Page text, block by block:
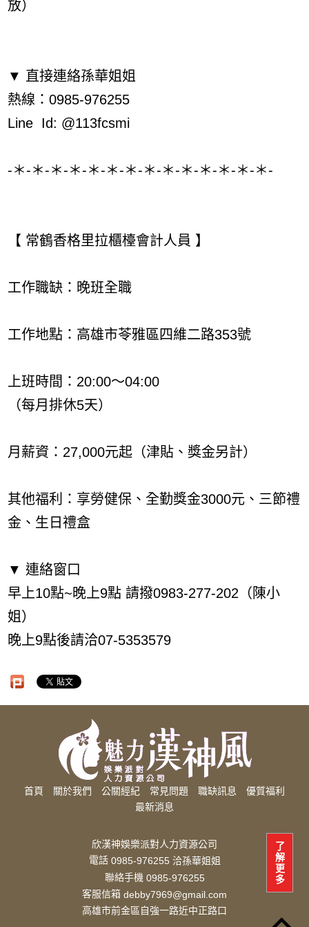
放）
▼ 直接連絡孫華姐姐
熱線：0985-976255
Line Id: @113fcsmi
-＊-＊-＊-＊-＊-＊-＊-＊-＊-＊-＊-＊-＊-＊-
【 常鶴香格里拉櫃檯會計人員 】
工作職缺：晚班全職
工作地點：高雄市苓雅區四維二路353號
上班時間：20:00～04:00
（每月排休5天）
月薪資：27,000元起（津貼、獎金另計）
其他福利：享勞健保、全勤獎金3000元、三節禮
金、生日禮盒
▼ 連絡窗口
早上10點~晚上9點 請撥0983-277-202（陳小
姐）
晚上9點後請洽07-5353579
了
解
更
多
首頁 關於我們 公關經紀 常見問題 職缺訊息
優質福利
最新消息
欣漢神娛樂派對人力資源公司
電話 0985-976255 洽孫華姐姐
聯絡手機 0985-976255
客服信箱 debby7969@gmail.com
高雄市前金區自強一路近中正路口